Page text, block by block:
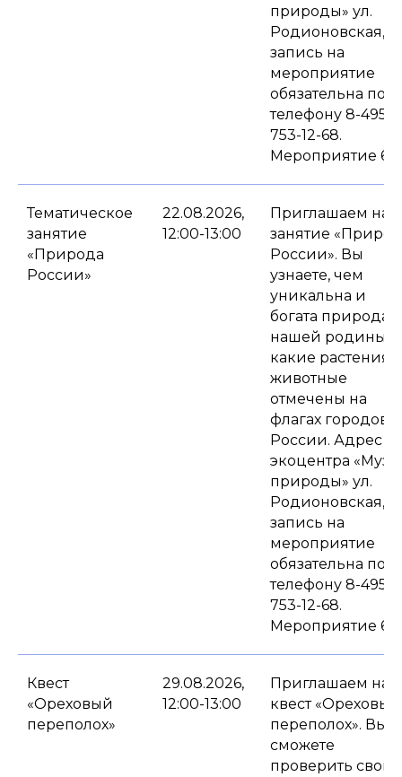
природы» ул.
Родионовская,
запись на
мероприятие
обязательна по
телефону 8-495-
753-12-68.
Мероприятие 6+.
Тематическое
занятие
«Природа
России»
22.08.2026,
12:00-13:00
Приглашаем на
занятие
России». Вы
узнаете, чем
уникальна и
богата природа
нашей родины и
какие растения
животные
отмечены на
флагах городов
России. Адрес
экоцентра
природы» ул.
Родионовская,
запись на
мероприятие
обязательна по
телефону 8-495-
753-12-68.
Мероприятие 6+.
Квест
«Ореховый
переполох»
29.08.2026,
12:00-13:00
Приглашаем на
квест «Ореховый
переполох». Вы
сможете
проверить свои